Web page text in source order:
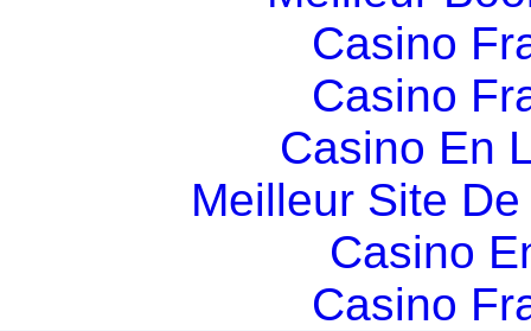
Casino
Casino
Casino En
Meilleur Site
Casino
Casino